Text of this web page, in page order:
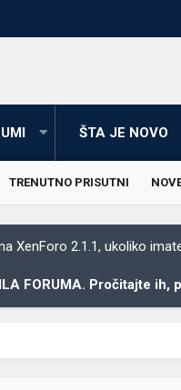
ŠTA JE NOVO
TRENUTNO PRISUTNI
XenForo 2.1.1, ukoliko
FORUMA. Pročitajte